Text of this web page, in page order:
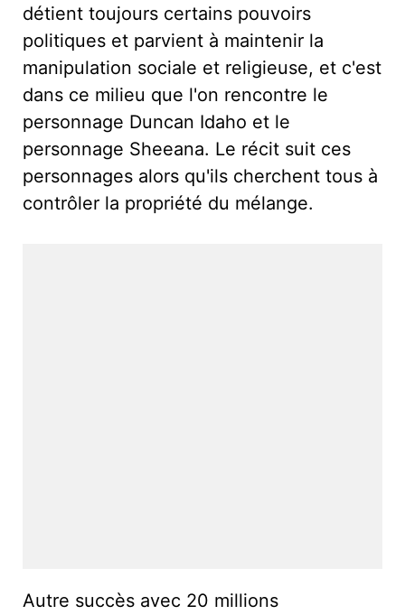
détient toujours certains pouvoirs
politiques et parvient à maintenir la
manipulation sociale et religieuse, et c'est
dans ce milieu que l'on rencontre le
personnage Duncan Idaho et le
personnage Sheeana. Le récit suit ces
personnages alors qu'ils cherchent tous à
contrôler la propriété du mélange.
Autre succès avec 20 millions